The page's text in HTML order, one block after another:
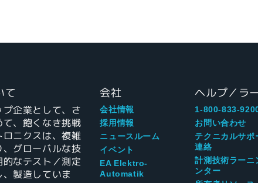
て
企業として、さ
、飽くなき挑戦
ニクスは、複雑
グローバルな技
なテスト／測定
製造していま
会社
会社情報
採用情報
ニュースルーム
イベント
EA Elektro-
Automatik
ヘルプ／ラ
1-800-833-
お問い合わせ
テクニカルサポ
連絡
計測技術ラーニ
ンター